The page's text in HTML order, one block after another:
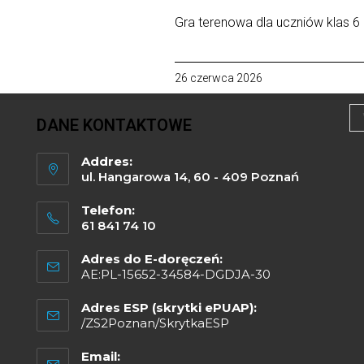
Gra terenowa dla uczniów klas 6
26 czerwca 2026
DANE KONTAKTOWE
Addres:
ul. Hangarowa 14, 60 - 409 Poznań
Telefon:
61 841 74 10
Adres do E-doręczeń:
AE:PL-15652-34584-DGDJA-30
Adres ESP (skrytki ePUAP):
/ZS2Poznan/SkrytkaESP
Email: